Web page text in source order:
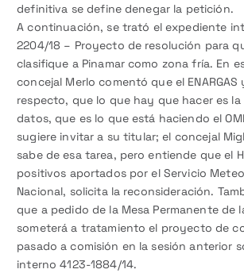
definitiva se define denegar la petición.
A continuación, se trató el expediente
2204/18 – Proyecto de resolución para
clasifique a Pinamar como zona fría. En
concejal Merlo comentó que el
respecto, que lo que hay que hacer es
datos, que es lo que está haciendo el
sugiere invitar a su titular; el concejal
sabe de esa tarea, pero entiende que el
positivos aportados por el Servicio
Nacional, solicita la reconsideración.
que a pedido de la Mesa Permanente de
someterá a tratamiento el proyecto de
pasado a comisión en la sesión anterior
interno 4123-1884/14.